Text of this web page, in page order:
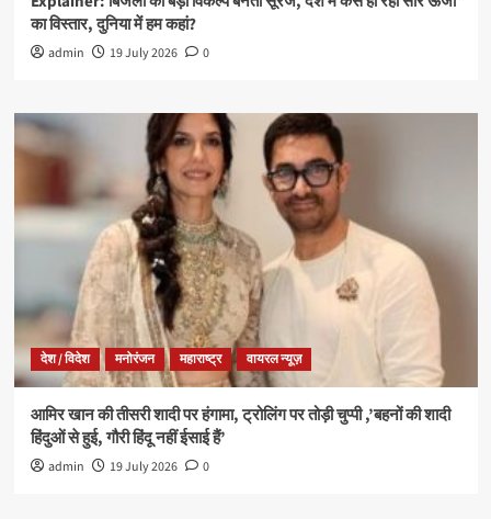
का विस्तार, दुनिया में हम कहां?
admin 19 July 2026 0
देश / विदेश मनोरंजन महाराष्ट्र वायरल न्यूज़
आमिर खान की तीसरी शादी पर हंगामा, ट्रोलिंग पर तोड़ी चुप्पी ,’बहनों की शादी
हिंदुओं से हुई, गौरी हिंदू नहीं ईसाई हैं’
admin 19 July 2026 0